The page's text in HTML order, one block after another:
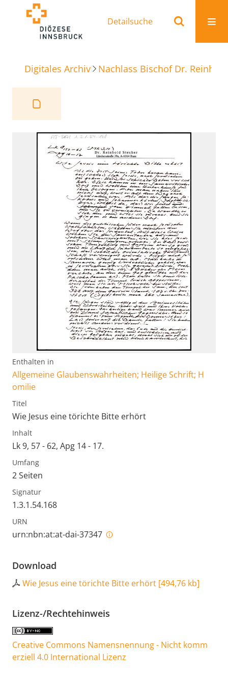
Detailsuche
Digitales Archiv Nachlass Bischof Dr.
Enthalten in
Allgemeine Glaubenswahrheiten; Heilige Schrift; H
omilie
Titel
Wie Jesus eine törichte Bitte erhört
Inhalt
Lk 9, 57 - 62, Apg 14 - 17.
Umfang
2 Seiten
Signatur
1.3.1.54.168
URN
urn:nbn:at:at-dai-37347
Download
Wie Jesus eine törichte Bitte erhört [494,76 kb]
Lizenz-/Rechtehinweis
Creative Commons Namensnennung - Nicht komm
erziell 4.0 International Lizenz